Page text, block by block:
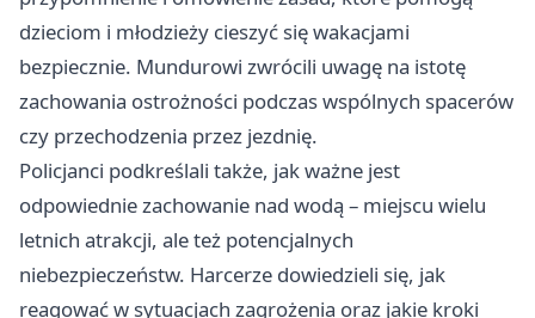
dzieciom i młodzieży cieszyć się wakacjami
bezpiecznie. Mundurowi zwrócili uwagę na istotę
zachowania ostrożności podczas wspólnych spacerów
czy przechodzenia przez jezdnię.
Policjanci podkreślali także, jak ważne jest
odpowiednie zachowanie nad wodą – miejscu wielu
letnich atrakcji, ale też potencjalnych
niebezpieczeństw. Harcerze dowiedzieli się, jak
reagować w sytuacjach zagrożenia oraz jakie kroki